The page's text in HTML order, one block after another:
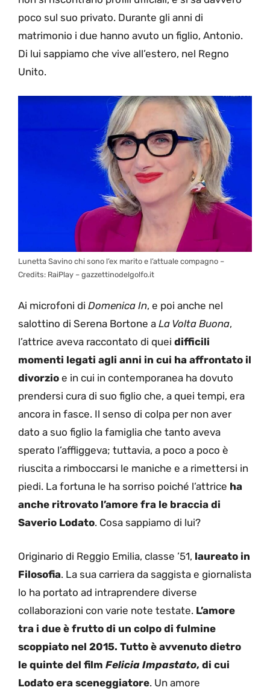
poco sul suo privato. Durante gli anni di
matrimonio i due hanno avuto un figlio, Antonio.
Di lui sappiamo che vive all’estero, nel Regno
Unito.
Lunetta Savino chi sono l’ex marito e l’attuale compagno –
Credits: RaiPlay – gazzettinodelgolfo.it
Ai microfoni di Domenica In, e poi anche nel
salottino di Serena Bortone a La Volta Buona,
l’attrice aveva raccontato di quei difficili
momenti legati agli anni in cui ha affrontato il
divorzio e in cui in contemporanea ha dovuto
prendersi cura di suo figlio che, a quei tempi, era
ancora in fasce. Il senso di colpa per non aver
dato a suo figlio la famiglia che tanto aveva
sperato l’affliggeva; tuttavia, a poco a poco è
riuscita a rimboccarsi le maniche e a rimettersi in
piedi. La fortuna le ha sorriso poiché l’attrice ha
anche ritrovato l’amore fra le braccia di
Saverio Lodato. Cosa sappiamo di lui?
Originario di Reggio Emilia, classe ’51, laureato in
Filosofia. La sua carriera da saggista e giornalista
lo ha portato ad intraprendere diverse
collaborazioni con varie note testate. L’amore
tra i due è frutto di un colpo di fulmine
scoppiato nel 2015. Tutto è avvenuto dietro
le quinte del film Felicia Impastato, di cui
Lodato era sceneggiatore. Un amore